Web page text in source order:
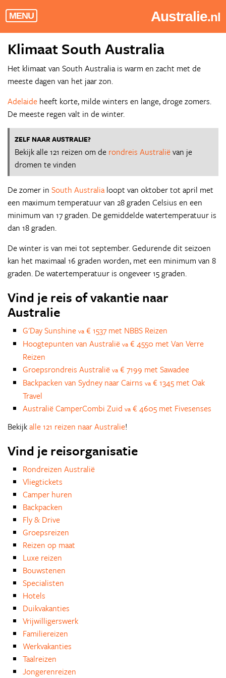
MENU Australie.nl
Klimaat South Australia
Het klimaat van South Australia is warm en zacht met de
meeste dagen van het jaar zon.
Adelaide heeft korte, milde winters en lange, droge zomers.
De meeste regen valt in de winter.
ZELF NAAR AUSTRALIE?
Bekijk alle 121 reizen om de rondreis Australiëvan je
dromen te vinden
De zomer in South Australia loopt van oktober tot april met
een maximum temperatuur van 28 graden Celsius en een
minimum van 17 graden. De gemiddelde watertemperatuur is
dan 18 graden.
De winter is van mei tot september. Gedurende dit seizoen
kan het maximaal 16 graden worden, met een minimum van 8
graden. De watertemperatuur is ongeveer 15 graden.
Vind je reis of vakantie naar
Australie
G'Day Sunshine va € 1537 met NBBS Reizen
Hoogtepunten van Australië va € 4550 met Van Verre
Reizen
Groepsrondreis Australië va € 7199 met Sawadee
Backpacken van Sydney naar Cairns va € 1345 met Oak
Travel
Australië CamperCombi Zuid va € 4605 met Fivesenses
Bekijkalle 121 reizen naar Australie!
Vind je reisorganisatie
Rondreizen Australië
Vliegtickets
Camper huren
Backpacken
Fly & Drive
Groepsreizen
Reizen op maat
Luxe reizen
Bouwstenen
Specialisten
Hotels
Duikvakanties
Vrijwilligerswerk
Familiereizen
Werkvakanties
Taalreizen
Jongerenreizen